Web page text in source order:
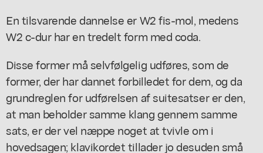
En tilsvarende dannelse er W2 fis-mol, medens
W2 c-dur har en tredelt form med coda.
Disse former må selvfølgelig udføres, som de
former, der har dannet forbilledet for dem, og da
grundreglen for udførelsen af suitesatser er den,
at man beholder samme klang gennem samme
sats, er der vel næppe noget at tvivle om i
hovedsagen; klavikordet tillader jo desuden små